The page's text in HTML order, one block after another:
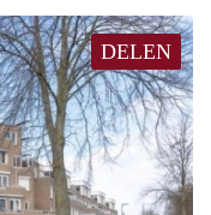
DELEN